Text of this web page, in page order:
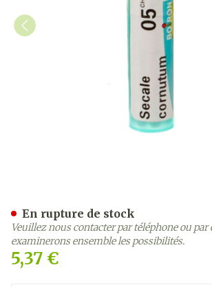
5,37 €
En rupture de stock
Veuillez nous contacter par téléphone ou
examinerons ensemble les possibilités.